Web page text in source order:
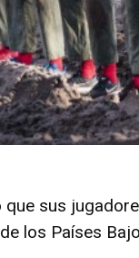
que sus
los Países